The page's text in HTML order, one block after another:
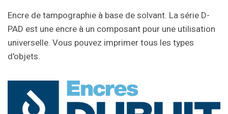
Encre de tampographie à base de solvant. La série D-
PAD est une encre à un composant pour une utilisation
universelle. Vous pouvez imprimer tous les types
d'objets.